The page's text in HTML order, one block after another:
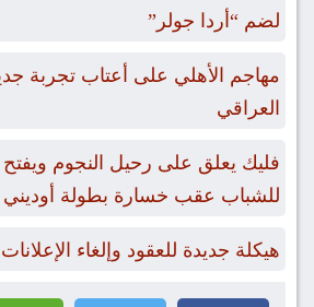
لضم “أردا جولر”
مهاجم الأهلي على أعتاب تجربة
العراقي
فليك يعلق على رحيل النجوم ويفتح
للشباب عقب خسارة بطولة أوديني
هيكلة جديدة للعقود وإلغاء